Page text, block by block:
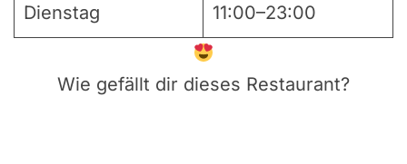
Dienstag 11:00–23:00
Wie gefällt dir dieses Restaurant?